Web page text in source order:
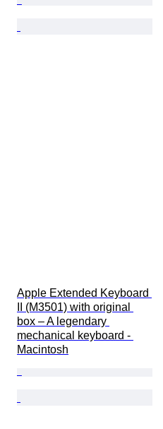
Apple Extended Keyboard
II (M3501) with original
box – A legendary
mechanical keyboard -
Macintosh